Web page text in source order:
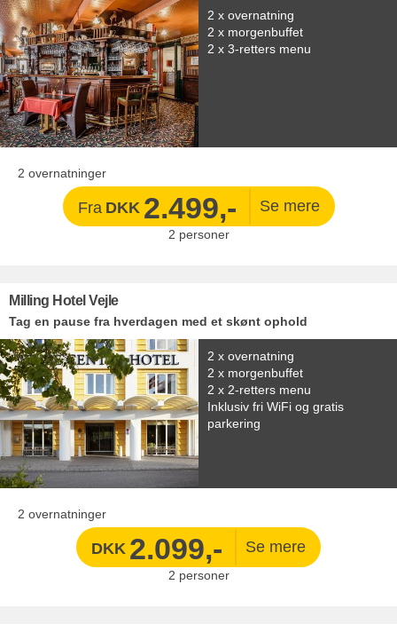
2 x overnatning
2 x morgenbuffet
2 x 3-retters menu
2 overnatninger
Fra DKK 2.499,-
2 personer
Milling Hotel Vejle
Tag en pause fra hverdagen med et skønt ophold
2 x overnatning
2 x morgenbuffet
2 x 2-retters menu
Inklusiv fri WiFi og gratis
parkering
2 overnatninger
DKK 2.099,-
2 personer